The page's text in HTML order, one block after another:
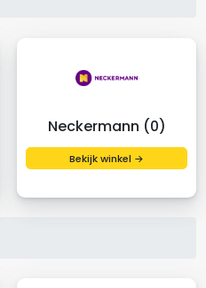
Neckermann (0)
Bekijk winkel →